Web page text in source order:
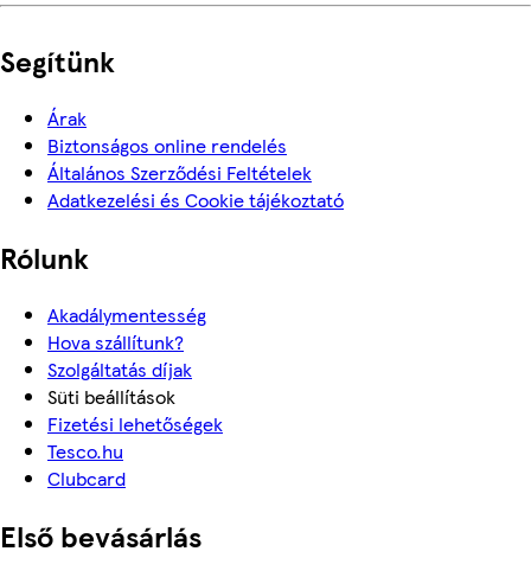
Segítünk
Árak
Biztonságos online rendelés
Általános Szerződési Feltételek
Adatkezelési és Cookie tájékoztató
Rólunk
Akadálymentesség
Hova szállítunk?
Szolgáltatás díjak
Süti beállítások
Fizetési lehetőségek
Tesco.hu
Clubcard
Első bevásárlás